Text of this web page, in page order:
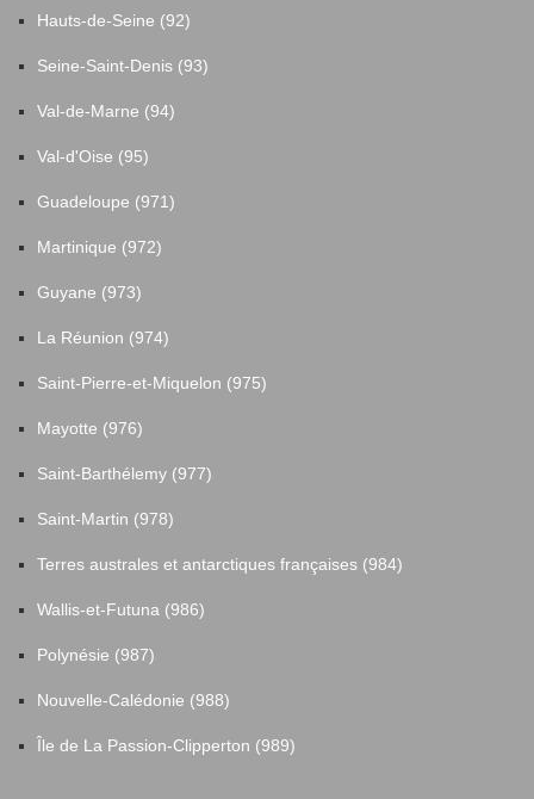
Hauts-de-Seine (92)
Seine-Saint-Denis (93)
Val-de-Marne (94)
Val-d'Oise (95)
Guadeloupe (971)
Martinique (972)
Guyane (973)
La Réunion (974)
Saint-Pierre-et-Miquelon (975)
Mayotte (976)
Saint-Barthélemy (977)
Saint-Martin (978)
Terres australes et antarctiques françaises (984)
Wallis-et-Futuna (986)
Polynésie (987)
Nouvelle-Calédonie (988)
Île de La Passion-Clipperton (989)